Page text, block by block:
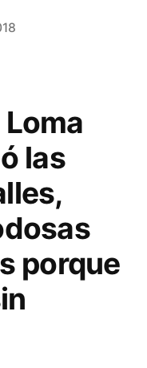
las
porque